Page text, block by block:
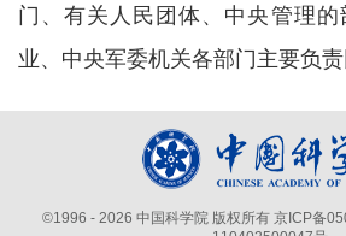
门、有关人民团体、中央管理
业、中央军委机关各部门主要负责
©1996 - 2026 中国科学院 版权所有 京ICP备